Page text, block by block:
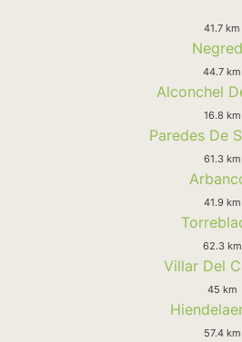
41.7 km
44.7 km
Alconchel
16.8 km
Paredes De
61.3 km
41.9 km
62.3 km
Villar Del
45 km
57.4 km